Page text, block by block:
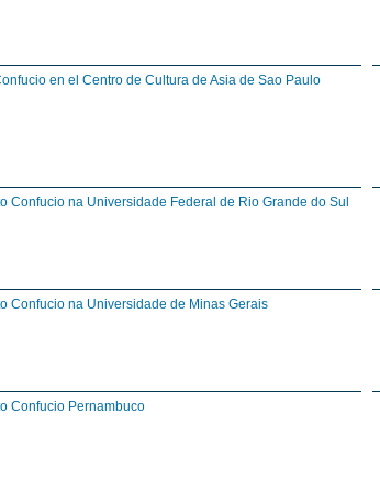
en el Centro de Cultura de Asia de Sao Paulo
Confucio na Universidade Federal de Rio Grande do Sul
Confucio na Universidade de Minas Gerais
Confucio Pernambuco